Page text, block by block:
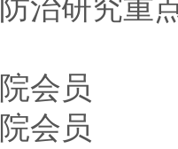
治研究重
会员
会员